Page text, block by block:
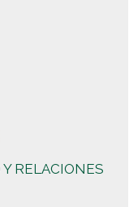
RELACIONES